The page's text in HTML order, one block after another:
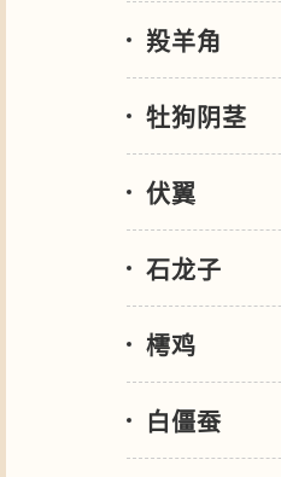
羖羊角
牡狗阴茎
伏翼
石龙子
樗鸡
白僵蚕